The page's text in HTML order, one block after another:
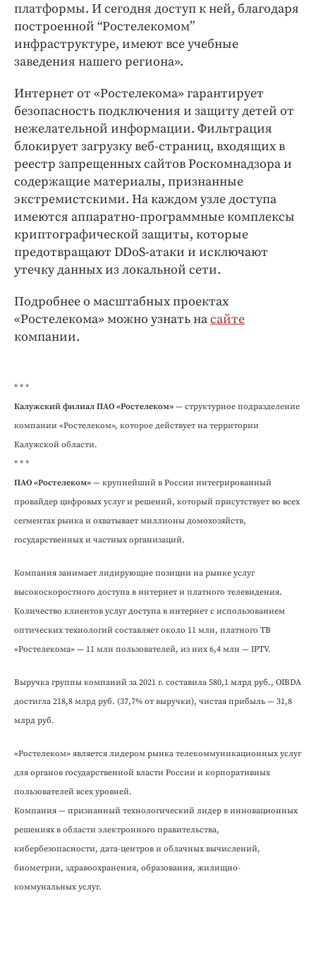
платформы. И сегодня доступ к ней, благодаря
построенной “Ростелекомом”
инфраструктуре, имеют все учебные
заведения нашего региона».
Интернет от «Ростелекома» гарантирует
безопасность подключения и защиту детей от
нежелательной информации. Фильтрация
блокирует загрузку веб-страниц, входящих в
реестр запрещенных сайтов Роскомнадзора и
содержащие материалы, признанные
экстремистскими. На каждом узле доступа
имеются аппаратно-программные комплексы
криптографической защиты, которые
предотвращают DDoS-атаки и исключают
утечку данных из локальной сети.
Подробнее о масштабных проектах
«Ростелекома» можно узнать насайте
компании.
* * *
Калужский филиал ПАО «Ростелеком» — структурное подразделение
компании «Ростелеком», которое действует на территории
Калужской области.
* * *
ПАО «Ростелеком» — крупнейший в России интегрированный
провайдер цифровых услуг и решений, который присутствует во всех
сегментах рынка и охватывает миллионы домохозяйств,
государственных и частных организаций.
Компания занимает лидирующие позиции на рынке услуг
высокоскоростного доступа в интернет и платного телевидения.
Количество клиентов услуг доступа в интернет с использованием
оптических технологий составляет около 11 млн, платного ТВ
«Ростелекома» — 11 млн пользователей, из них 6,4 млн — IPTV.
Выручка группы компаний за 2021 г. составила 580,1 млрд руб., OIBDA
достигла 218,8 млрд руб. (37,7% от выручки), чистая прибыль — 31,8
млрд руб.
«Ростелеком» является лидером рынка телекоммуникационных услуг
для органов государственной власти России и корпоративных
пользователей всех уровней.
Компания — признанный технологический лидер в инновационных
решениях в области электронного правительства,
кибербезопасности, дата-центров и облачных вычислений,
биометрии, здравоохранения, образования, жилищно-
коммунальных услуг.